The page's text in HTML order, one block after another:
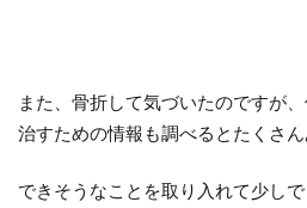
また、骨折して気づいたのですが
治すための情報も調べるとたくさん
できそうなことを取り入れて少し